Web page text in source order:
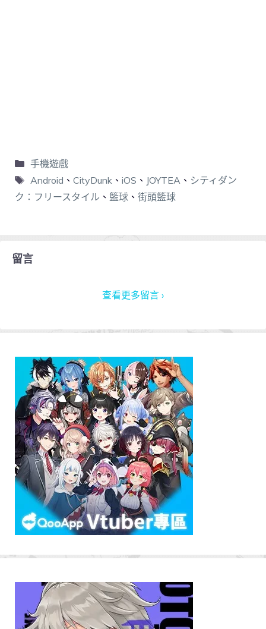
手機遊戲
Android 、 CityDunk 、 iOS 、 JOYTEA 、 シティダン
ク：フリースタイル 、 籃球 、 街頭籃球
留言
查看更多留言 ›